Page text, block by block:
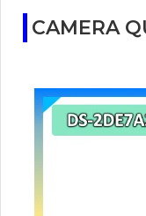
muốn có một
CAMERA